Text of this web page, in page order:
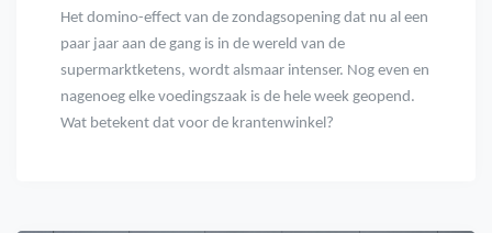
Het domino-effect van de zondagsopening dat nu al een
paar jaar aan de gang is in de wereld van de
supermarktketens, wordt alsmaar intenser. Nog even en
nagenoeg elke voedingszaak is de hele week geopend.
Wat betekent dat voor de krantenwinkel?